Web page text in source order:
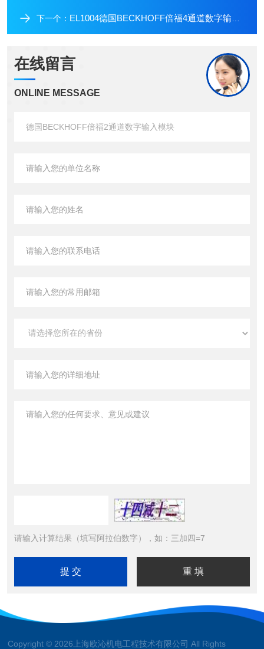
下一个： EL1004德国BECKHOFF倍福4通道数字输入模块
在线留言
ONLINE MESSAGE
请输入计算结果（填写阿拉伯数字），如：三加四=7
Copyright © 2026上海欧沁机电工程技术有限公司 All Rights